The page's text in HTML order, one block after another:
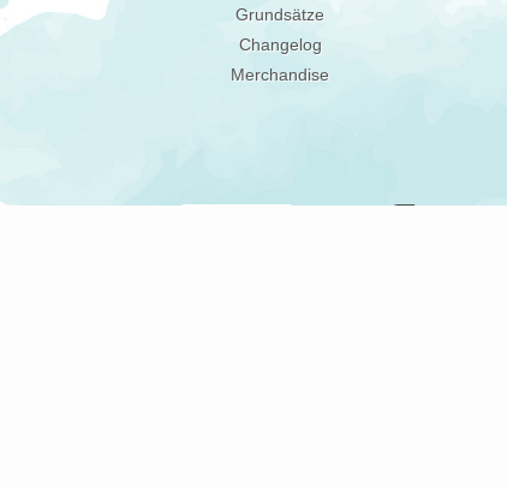
Grundsätze
Changelog
Merchandise